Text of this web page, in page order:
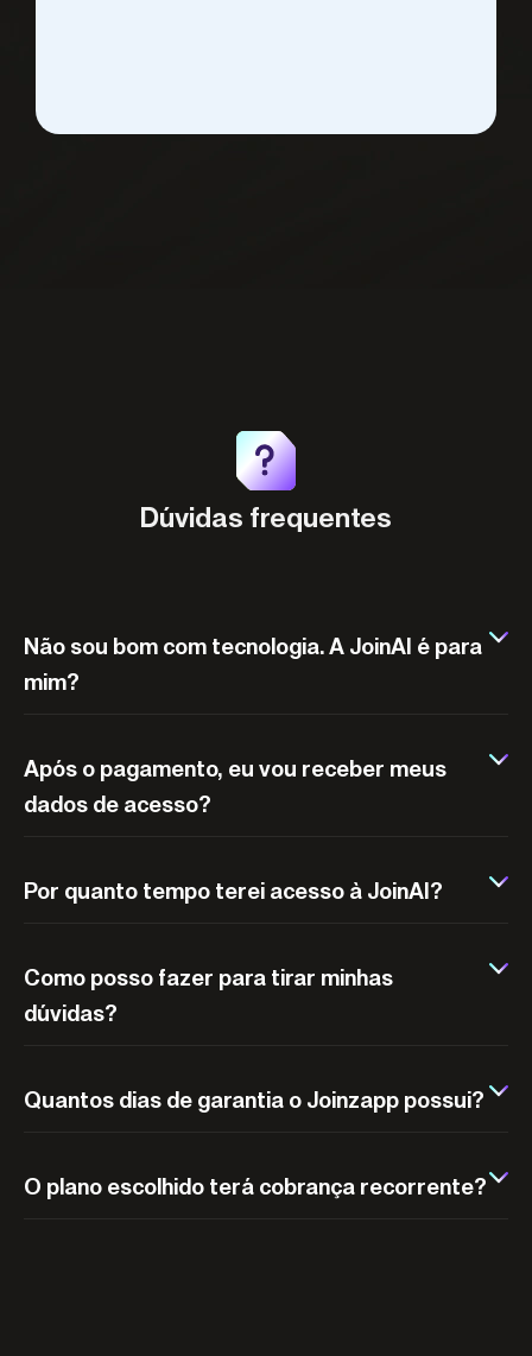
Dúvidas frequentes
Não sou bom com tecnologia. A JoinAI é para
mim?
Após o pagamento, eu vou receber meus
dados de acesso?
Por quanto tempo terei acesso à JoinAI?
Como posso fazer para tirar minhas
dúvidas?
Quantos dias de garantia o Joinzapp possui?
O plano escolhido terá cobrança recorrente?